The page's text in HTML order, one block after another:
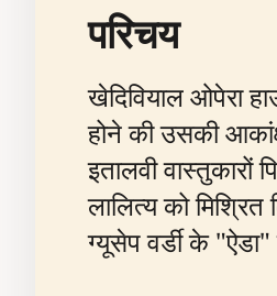
परिचय
खेदिवियाल ओपेरा
होने की उसकी
इतालवी वास्तुकारों
लालित्य को
ग्यूसेप वर्डी के